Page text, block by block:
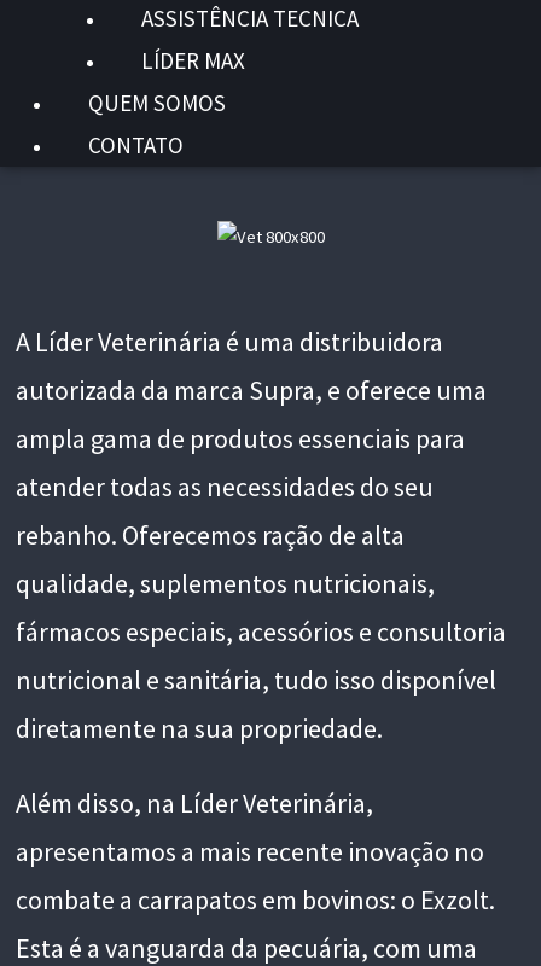
ASSISTÊNCIA TECNICA
LÍDER MAX
QUEM SOMOS
CONTATO
A Líder Veterinária é uma distribuidora
autorizada da marca Supra, e oferece uma
ampla gama de produtos essenciais para
atender todas as necessidades do seu
rebanho. Oferecemos ração de alta
qualidade, suplementos nutricionais,
fármacos especiais, acessórios e consultoria
nutricional e sanitária, tudo isso disponível
diretamente na sua propriedade.
Além disso, na Líder Veterinária,
apresentamos a mais recente inovação no
combate a carrapatos em bovinos: o Exzolt.
Esta é a vanguarda da pecuária, com uma